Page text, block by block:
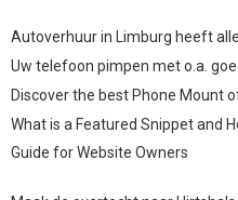
Autoverhuur in Limburg heeft
Uw telefoon pimpen met o.a.
Discover the best Phone Mount
What is a Featured Snippet and
Guide for Website Owners